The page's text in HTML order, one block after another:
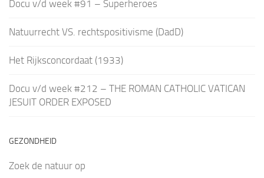
Docu v/d week #91 – Superheroes
Natuurrecht VS. rechtspositivisme (DadD)
Het Rijksconcordaat (1933)
Docu v/d week #212 – THE ROMAN CATHOLIC VATICAN
JESUIT ORDER EXPOSED
GEZONDHEID
Zoek de natuur op